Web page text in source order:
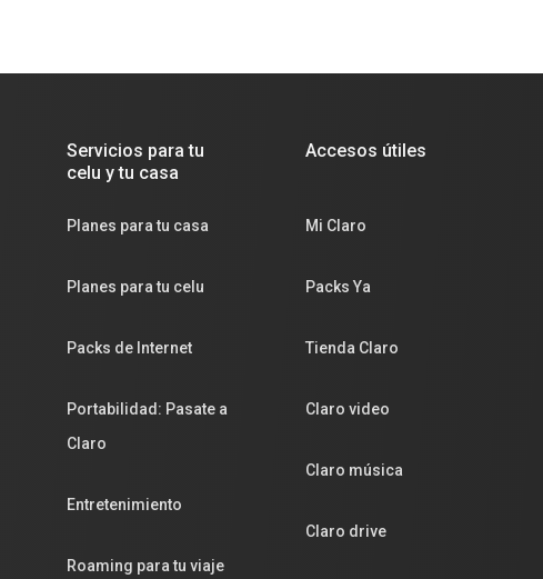
Servicios para tu
celu y tu casa
Planes para tu casa
Planes para tu celu
Packs de Internet
Portabilidad: Pasate a
Claro
Entretenimiento
Roaming para tu viaje
Accesos útiles
Mi Claro
Packs Ya
Tienda Claro
Claro video
Claro música
Claro drive